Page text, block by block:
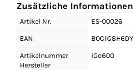
Zusätzliche Informationen
Artikel Nr.
ES-00026
EAN
B0C1G8H6DY
Artikelnummer
Hersteller
iGo600